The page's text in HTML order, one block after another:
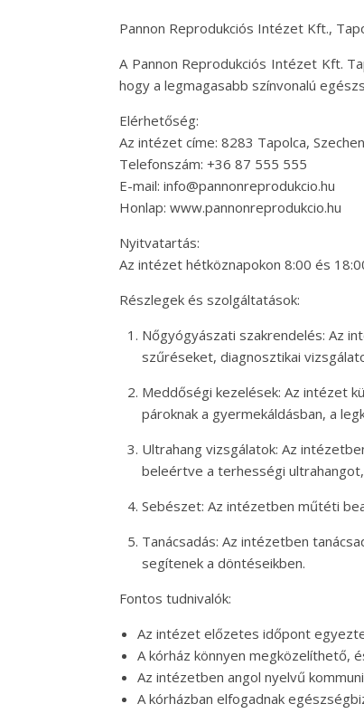
Pannon Reprodukciós Intézet Kft.,
A Pannon Reprodukciós Intézet Kft.
hogy a legmagasabb színvonalú
Elérhetőség:
Az intézet címe: 8283 Tapolca,
Telefonszám: +36 87 555 555
E-mail: info@pannonreprodukcio.hu
Honlap: www.pannonreprodukcio.hu
Nyitvatartás:
Az intézet hétköznapokon 8:00 és
Részlegek és szolgáltatások:
Nőgyógyászati szakrendelés: Az
szűréseket, diagnosztikai
Meddőségi kezelések: Az intézet
pároknak a gyermekáldásban, a
Ultrahang vizsgálatok: Az
beleértve a terhességi
Sebészet: Az intézetben műtéti
Tanácsadás: Az intézetben
segítenek a döntéseikben.
Fontos tudnivalók:
Az intézet előzetes időpont
A kórház könnyen megközelíthető,
Az intézetben angol nyelvű
A kórházban elfogadnak